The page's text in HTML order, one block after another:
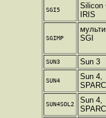
SGI5
Silicon
IRIS
SGIMP
SGI
SUN3 Sun 3
SUN4
Sun 4,
SUN4SOL2
Sun 4,